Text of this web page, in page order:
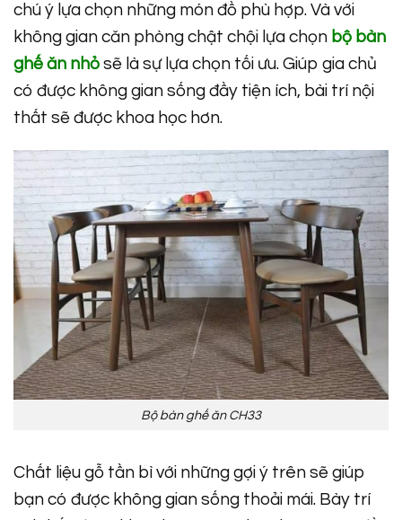
chú ý lựa chọn những món đồ phù hợp. Và với
không gian căn phòng chật chội lựa chọn bộ bàn
ghế ăn nhỏ sẽ là sự lựa chọn tối ưu. Giúp gia chủ
có được không gian sống đầy tiện ích, bài trí nội
thất sẽ được khoa học hơn.
Bộ bàn ghế ăn CH33
Chất liệu gỗ tần bì với những gợi ý trên sẽ giúp
bạn có được không gian sống thoải mái. Bày trí